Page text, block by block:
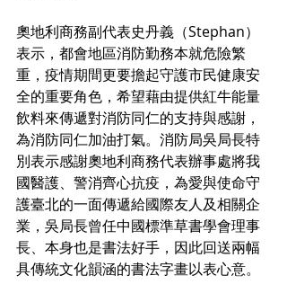
奧地利商務副代表史丹義（Stephan）
表示，都會地區消防勤務本就危險繁
重，疫情期間更要擔起守護市民健康安
全的重要角色，希望藉由提供紅牛能量
飲料來傳遞對消防同仁的支持與感謝，
為消防同仁加油打氣。消防局吳局長特
別表示感謝奧地利商務代表辦事處將我
國醫護、警消齊心抗疫，為愛與使命守
護臺北的一面傳遞給國際友人及相關企
業，吳局長曾任中國標準草書學會理事
長、本身也是書法好手，因此回送兩幅
具傳統文化韻涵的書法字畫以表心意。